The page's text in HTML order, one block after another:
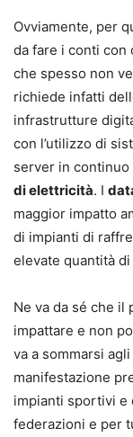
Ovviamente, per
da fare i conti con
che spesso non
richiede infatti
infrastrutture
con l’utilizzo di
server in
di elettricità. I
maggior impatto
di impianti di
elevate quantità di
Ne va da sé che il
impattare e non
va a sommarsi
manifestazione
impianti sportivi e
federazioni e per